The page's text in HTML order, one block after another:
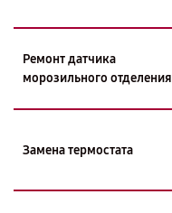
Ремонт датчика
морозильного отделения
Замена термостата